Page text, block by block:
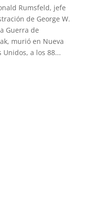
Rumsfeld, jefe
de George W.
Guerra de
murió en Nueva
Unidos, a los 88...